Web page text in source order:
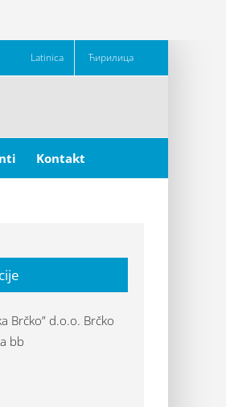
Latinica Ћирилица
Kontakt
Brčko” d.o.o. Brčko
bb